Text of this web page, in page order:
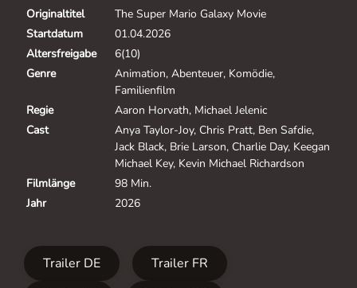
Originaltitel
The Super Mario Galaxy Movie
Startdatum
01.04.2026
Altersfreigabe
6(10)
Genre
Animation, Abenteuer, Komödie,
Familienfilm
Regie
Aaron Horvath, Michael Jelenic
Cast
Anya Taylor-Joy, Chris Pratt, Ben Safdie,
Jack Black, Brie Larson, Charlie Day, Keegan
Michael Key, Kevin Michael Richardson
Filmlänge
98 Min.
Jahr
2026
Trailer DE
Trailer FR